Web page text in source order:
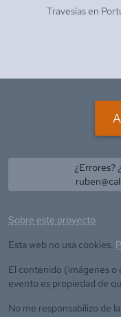
Travesías en
¿Errores?
Sobre este proyecto
Esta web no usa cookies.
El contenido (imágenes o
evento es propiedad de
No me responsabilizo de